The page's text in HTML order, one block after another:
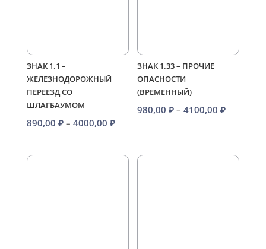
ЗНАК 1.1 –
ЖЕЛЕЗНОДОРОЖНЫЙ
ПЕРЕЕЗД СО
ШЛАГБАУМОМ
890,00 ₽ – 4000,00 ₽Диапазон
890,00 ₽
ЗНАК 1.33 – ПРОЧИЕ
ОПАСНОСТИ
(ВРЕМЕННЫЙ)
980,00₽ – 4100,00₽
–